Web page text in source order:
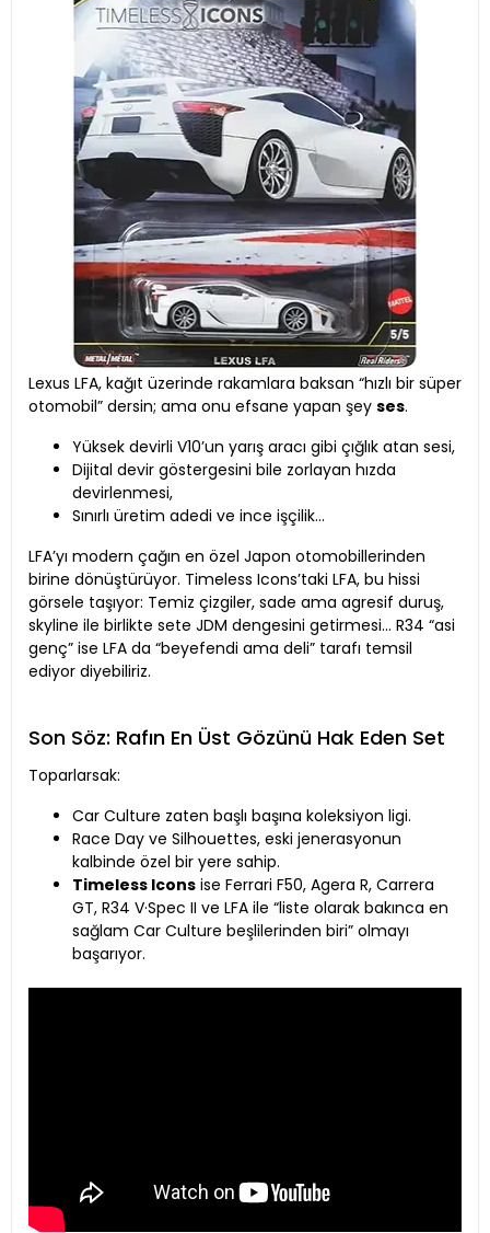
Lexus LFA, kağıt üzerinde rakamlara baksan “hızlı bir süper
otomobil” dersin; ama onu efsane yapan şey ses.
Yüksek devirli V10’un yarış aracı gibi çığlık atan sesi,
Dijital devir göstergesini bile zorlayan hızda
devirlenmesi,
Sınırlı üretim adedi ve ince işçilik…
LFA’yı modern çağın en özel Japon otomobillerinden
birine dönüştürüyor. Timeless Icons’taki LFA, bu hissi
görsele taşıyor: Temiz çizgiler, sade ama agresif duruş,
skyline ile birlikte sete JDM dengesini getirmesi… R34 “asi
genç” ise LFA da “beyefendi ama deli” tarafı temsil
ediyor diyebiliriz.
Son Söz: Rafın En Üst Gözünü Hak Eden Set
Toparlarsak:
Car Culture zaten başlı başına koleksiyon ligi.
Race Day ve Silhouettes, eski jenerasyonun
kalbinde özel bir yere sahip.
Timeless Icons ise Ferrari F50, Agera R, Carrera
GT, R34 V·Spec II ve LFA ile “liste olarak bakınca en
sağlam Car Culture beşlilerinden biri” olmayı
başarıyor.